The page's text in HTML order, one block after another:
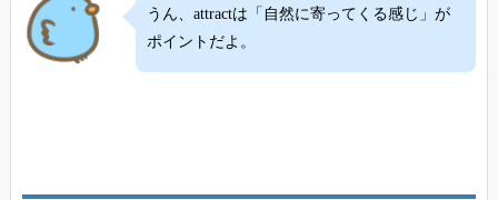
うん、attractは「自然に寄ってくる感じ」が
ポイントだよ。